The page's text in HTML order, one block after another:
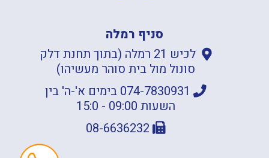
סניף רמלה
לכיש 21 רמלה (בתוך תחנת דלק
סונול מול בית סוהר מעשיהו)
074-7830931 בימים א'-ה' בין
השעות 09:00 - 15:0